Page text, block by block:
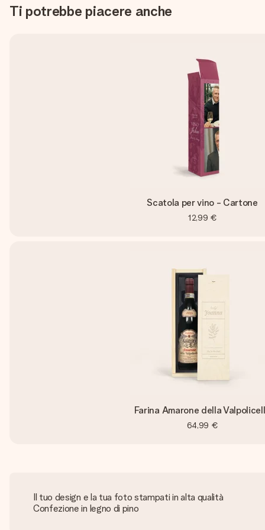
Ti potrebbe piacere anche
Scatola per vino - Cartone
12,99 €
Farina Amarone della
64,99 €
Il tuo design e la tua foto stampati in alta qualità
Confezione in legno di pino